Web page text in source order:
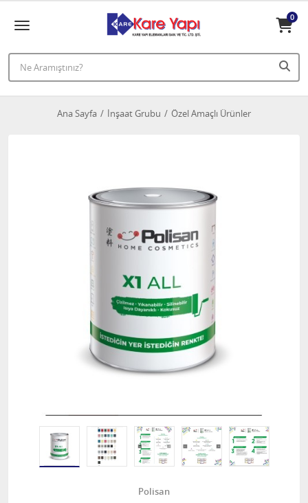
0
Ana Sayfa İnşaat Grubu Özel Amaçlı Ürünler
Polisan